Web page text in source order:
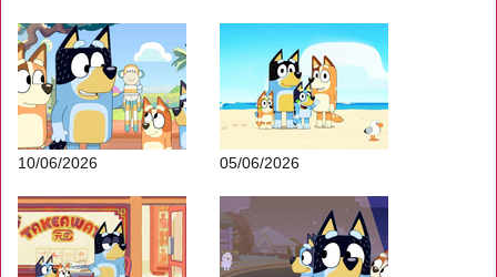
10/06/2026 05/06/2026